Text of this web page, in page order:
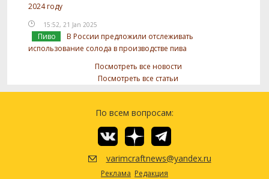
2024 году
15:52, 21 Jan 2025
Пиво
В России предложили отслеживать
использование солода в производстве пива
Посмотреть все новости
Посмотреть все статьи
По всем вопросам:
varimcraftnews@yandex.ru
Реклама Редакция